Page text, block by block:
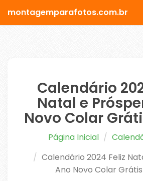
montagemparafotos.com.br
Calendário
Natal e
Novo Colar
Página Inicial
Calendário 2024 Feliz
Ano Novo Colar